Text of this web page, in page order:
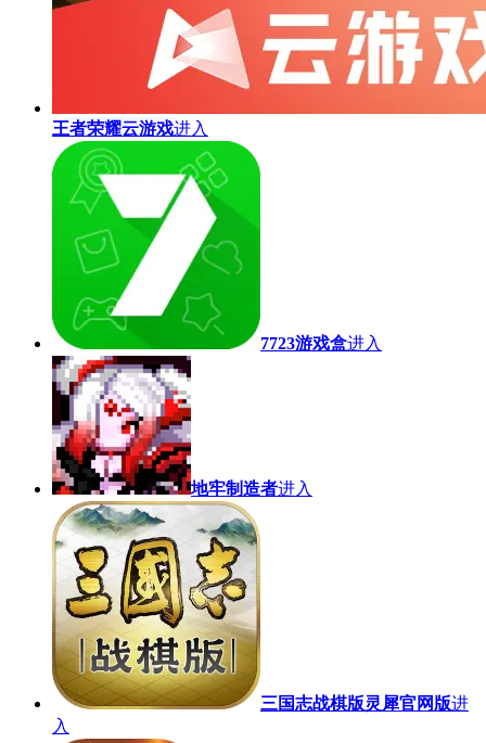
王者荣耀云游戏进入
7723游戏盒进入
地牢制造者进入
三国志战棋版灵犀官网版进
入